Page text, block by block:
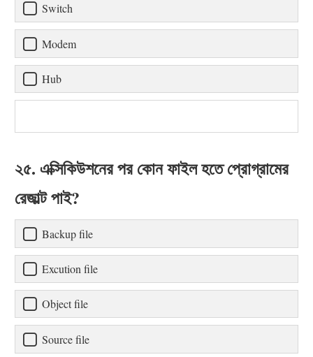
Switch
Modem
Hub
২৫. এক্সিকিউশনের পর কোন ফাইল হতে প্রোগ্রামের
রেজাল্ট পাই?
Backup file
Excution file
Object file
Source file